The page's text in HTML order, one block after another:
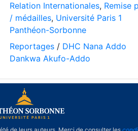
Relation Internationales, Remise
/ médailles, Université Paris 1
Panthéon-Sorbonne
Reportages / DHC Nana Addo
Dankwa Akufo-Addo